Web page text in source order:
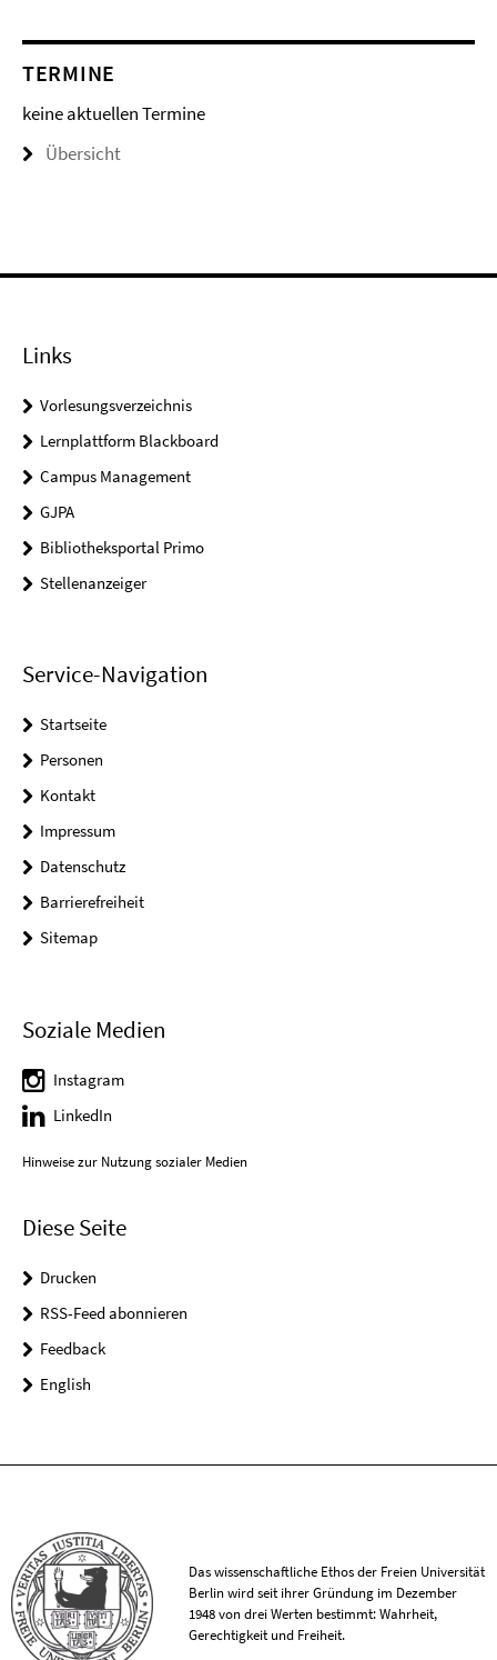
TERMINE
keine aktuellen Termine
Übersicht
Links
Vorlesungsverzeichnis
Lernplattform Blackboard
Campus Management
GJPA
Bibliotheksportal Primo
Stellenanzeiger
Service-Navigation
Startseite
Personen
Kontakt
Impressum
Datenschutz
Barrierefreiheit
Sitemap
Soziale Medien
Instagram
LinkedIn
Hinweise zur Nutzung sozialer Medien
Diese Seite
Drucken
RSS-Feed abonnieren
Feedback
English
Das wissenschaftliche Ethos der Freien Universität
Berlin wird seit ihrer Gründung im Dezember
1948 von drei Werten bestimmt: Wahrheit,
Gerechtigkeit und Freiheit.